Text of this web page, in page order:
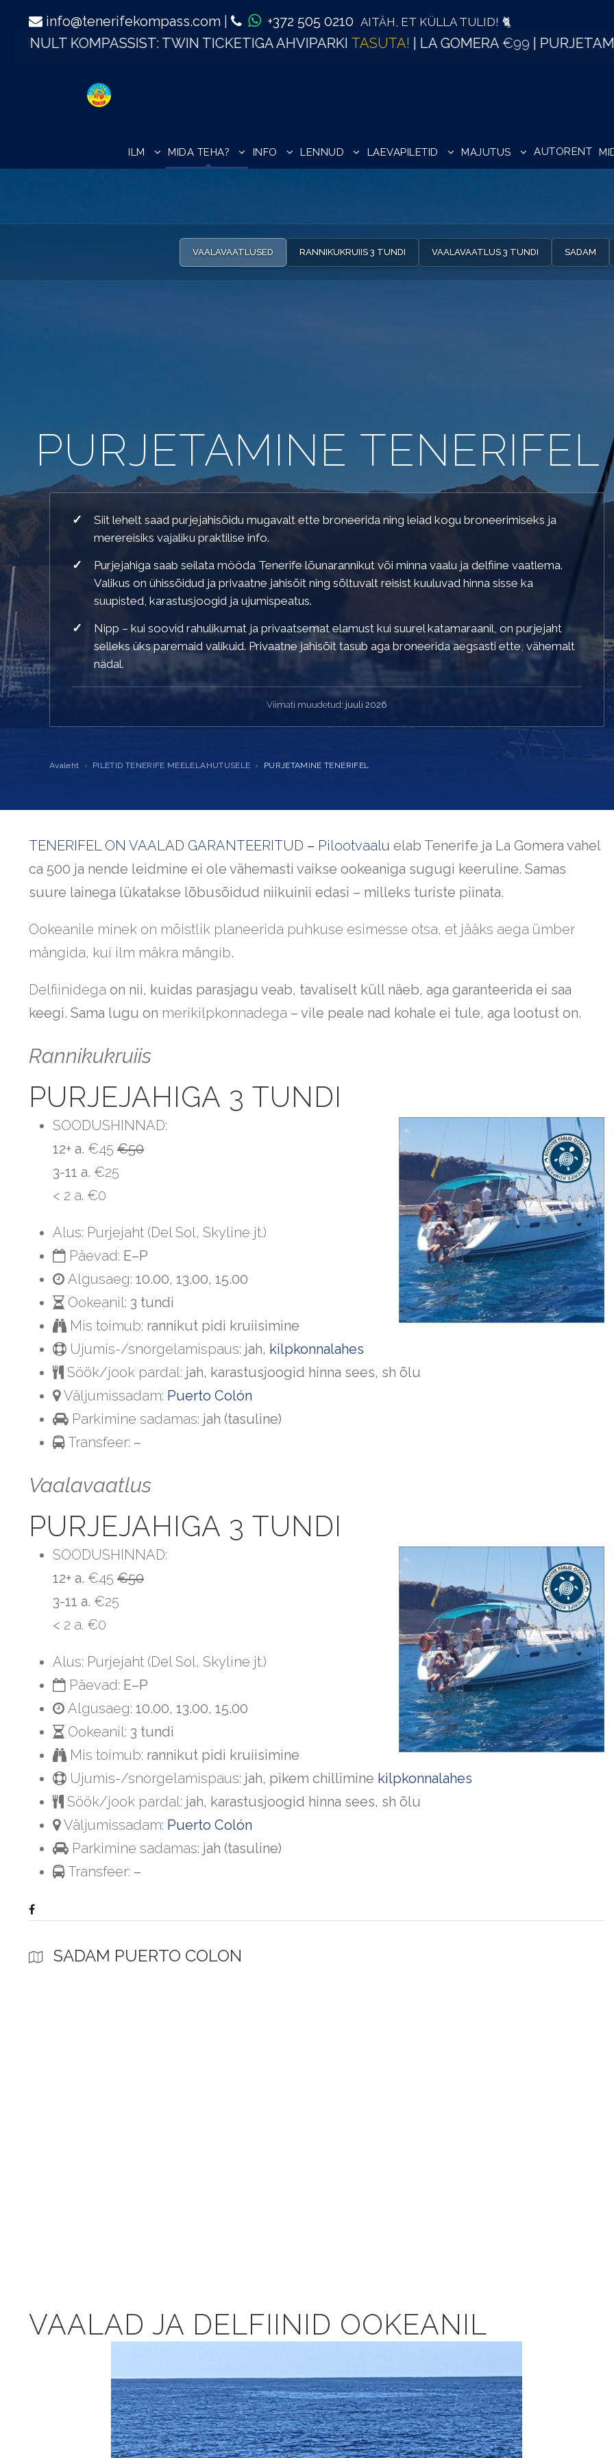
info@tenerifekompass.com +372 505 0210 AITÄH, ET KÜLLA TULID! 🐈
TASUTA!| LA GOMERA€99| PURJETAMA€45| VAALAVAATLUS al.€33|
ILM MIDA TEHA? INFO LENNUD LAEVAPILETID MAJUTUS AUTORENT
VAALAVAATLUSED RANNIKUKRUIIS 3 TUNDI VAALAVAATLUS 3 TUNDI SADAM
PURJETAMINE TENERIFEL
PURJETAMINE TENERIFEL JAHIGA
Siit lehelt saad purjejahisõidu mugavalt ette broneerida ning leiad kogu broneerimiseks ja
merereisiks vajaliku praktilise info.
Purjejahiga saab seilata mööda Tenerife lõunarannikut või minna vaalu ja delfiine vaatlema.
Valikus on ühissõidud ja privaatne jahisõit ning sõltuvalt reisist kuuluvad hinna sisse ka
suupisted, karastusjoogid ja ujumispeatus.
Nipp – kui soovid rahulikumat ja privaatsemat elamust kui suurel katamaraanil, on purjejaht
selleks üks paremaid valikuid. Privaatne jahisõit tasub aga broneerida aegsasti ette, vähemalt
nädal.
Viimati muudetud: juuli 2026
Avaleht › PILETID TENERIFE MEELELAHUTUSELE › PURJETAMINE TENERIFEL
TENERIFEL ON VAALAD GARANTEERITUD – Pilootvaalu elab Tenerife ja La Gomera vahel
ca 500 ja nende leidmine ei ole vähemasti vaikse ookeaniga sugugi keeruline. Samas
suure lainega lükatakse lõbusõidud niikuinii edasi – milleks turiste piinata.
Ookeanile minek on mõistlik planeerida puhkuse esimesse otsa, et jääks aega ümber
mängida, kui ilm mäkra mängib.
Delfiinidega on nii, kuidas parasjagu veab, tavaliselt küll näeb, aga garanteerida ei saa
keegi. Sama lugu on merikilpkonnadega – vile peale nad kohale ei tule, aga lootust on.
Rannikukruiis
PURJEJAHIGA 3 TUNDI
SOODUSHINNAD:
12+ a. €45 €50
3-11 a. €25
< 2 a. €0
Alus: Purjejaht (Del Sol, Skyline jt.)
Päevad: E–P
Algusaeg: 10.00, 13.00, 15.00
Ookeanil: 3 tundi
Mis toimub: rannikut pidi kruiisimine
Ujumis-/snorgelamispaus: jah, kilpkonnalahes
Söök/jook pardal: jah, karastusjoogid hinna sees, sh õlu
Väljumissadam: Puerto Colón
Parkimine sadamas: jah (tasuline)
Transfeer: –
Vaalavaatlus
PURJEJAHIGA 3 TUNDI
SOODUSHINNAD:
12+ a. €45 €50
3-11 a. €25
< 2 a. €0
Alus: Purjejaht (Del Sol, Skyline jt.)
Päevad: E–P
Algusaeg: 10.00, 13.00, 15.00
Ookeanil: 3 tundi
Mis toimub: rannikut pidi kruiisimine
Ujumis-/snorgelamispaus: jah, pikem chillimine kilpkonnalahes
Söök/jook pardal: jah, karastusjoogid hinna sees, sh õlu
Väljumissadam: Puerto Colón
Parkimine sadamas: jah (tasuline)
Transfeer: –
SADAM PUERTO COLON
VAALAD JA DELFIINID OOKEANIL